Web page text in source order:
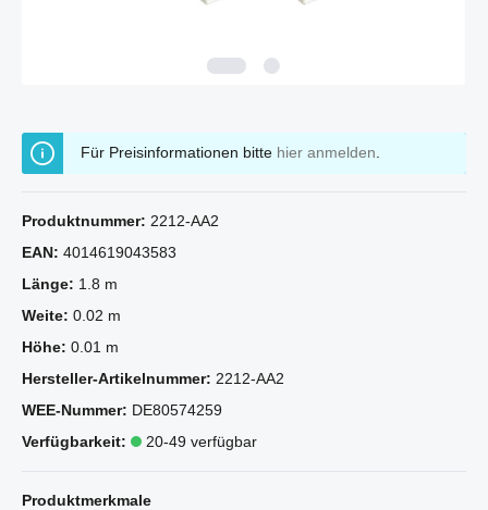
Für Preisinformationen bitte hier anmelden
Produktnummer: 2212-AA2
EAN: 4014619043583
Länge: 1.8 m
Weite: 0.02 m
Höhe: 0.01 m
Hersteller-Artikelnummer: 2212-AA2
WEE-Nummer: DE80574259
Verfügbarkeit:
20-49 verfügbar
Produktmerkmale